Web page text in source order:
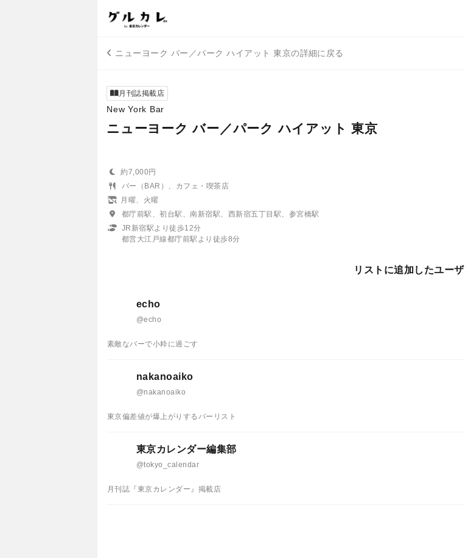
ニューヨーク バー／パーク ハイアット 東京の詳細に戻る
月刊誌掲載店
New York Bar
ニューヨーク バー／パーク ハイアット 東京
約7,000円
バー（BAR）、カフェ・喫茶店
月曜、火曜
都庁前駅、初台駅、南新宿駅、西新宿五丁目駅、参宮橋駅
JR新宿駅より徒歩12分
都営大江戸線都庁前駅より徒歩8分
リストに追加したユーザ
echo
@echo
素敵なバーで小粋に過ごす
nakanoaiko
@nakanoaiko
東京偏差値が爆上がりするバーリスト
東京カレンダー編集部
@tokyo_calendar
月刊誌『東京カレンダー』掲載店